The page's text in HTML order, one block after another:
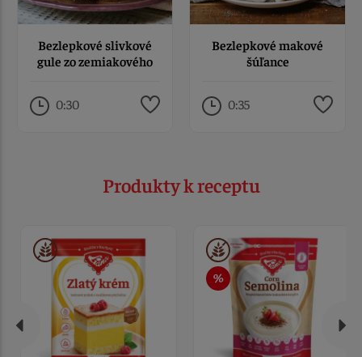
Bezlepkové slivkové
gule zo zemiakového
0:30
Bezlepkové makové
šúľance
0:35
Produkty k receptu